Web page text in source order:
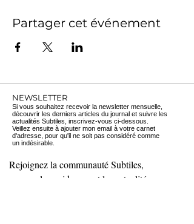
Partager cet événement
NEWSLETTER
Si vous souhaitez recevoir la newsletter mensuelle,
découvrir les derniers articles du journal et suivre les
actualités Subtiles, inscrivez-vous ci-dessous.
Veillez ensuite à ajouter mon email à votre carnet
d'adresse, pour qu'il ne soit pas considéré comme
un indésirable.
recevez les guidances et les actualités.